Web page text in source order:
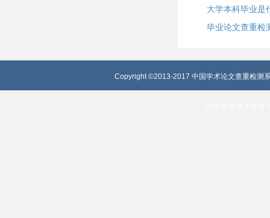
大学本科毕业是
毕业论文查重检
Copyright ©2013-2017 中国学术论文查重检